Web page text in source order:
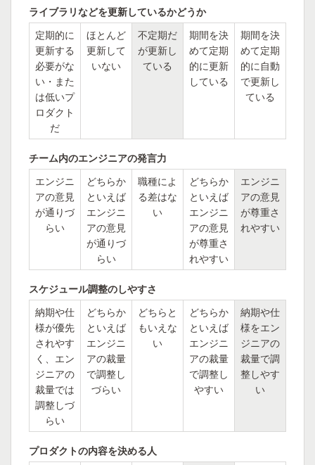
ライブラリなどを更新しているかどうか
定期的に
更新する
必要がな
い・また
は低いプ
ロダクト
だ
ほとんど
更新して
いない
不定期だ
が更新し
ている
期間を決
めて定期
的に更新
している
期間を決
めて定期
的に自動
で更新し
ている
チーム内のエンジニアの発言力
エンジニ
アの意見
が通りづ
らい
どちらか
といえば
エンジニ
アの意見
が通りづ
らい
職種によ
る差はな
い
どちらか
といえば
エンジニ
アの意見
が尊重さ
れやすい
エンジニ
アの意見
が尊重さ
れやすい
スケジュール調整のしやすさ
納期や仕
様が優先
されやす
く、エン
ジニアの
裁量では
調整しづ
らい
どちらか
といえば
エンジニ
アの裁量
で調整し
づらい
どちらと
もいえな
い
どちらか
といえば
エンジニ
アの裁量
で調整し
やすい
納期や仕
様をエン
ジニアの
裁量で調
整しやす
い
プロダクトの内容を決める人